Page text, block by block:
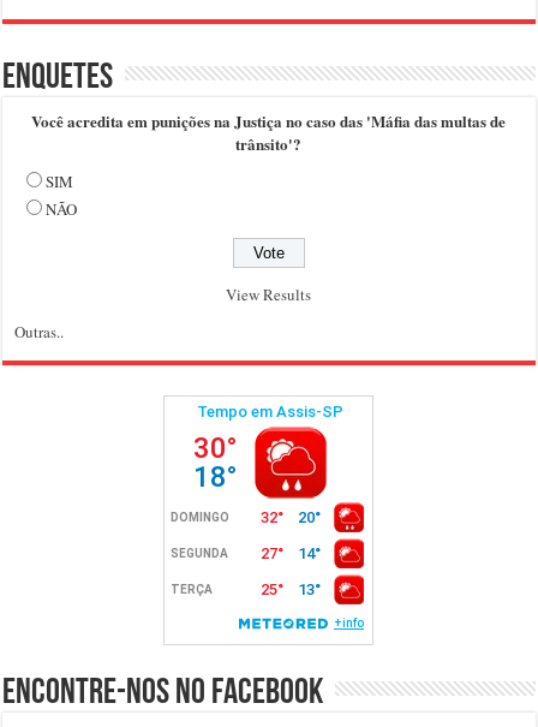
Enquetes
Você acredita em punições na Justiça no caso das 'Máfia das multas de
trânsito'?
SIM
NÃO
View Results
Outras..
Encontre-nos no Facebook